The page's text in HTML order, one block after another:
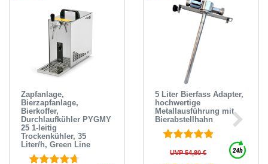
Zapfanlage,
Bierzapfanlage,
Bierkoffer,
Durchlaufkühler PYGMY
25 1-leitig
Trockenkühler, 35
Liter/h, Green Line
5 Liter Bierfass Adapter,
hochwertige
Metallausführung mit
Bierabstellhahn
UVP 54,80 €